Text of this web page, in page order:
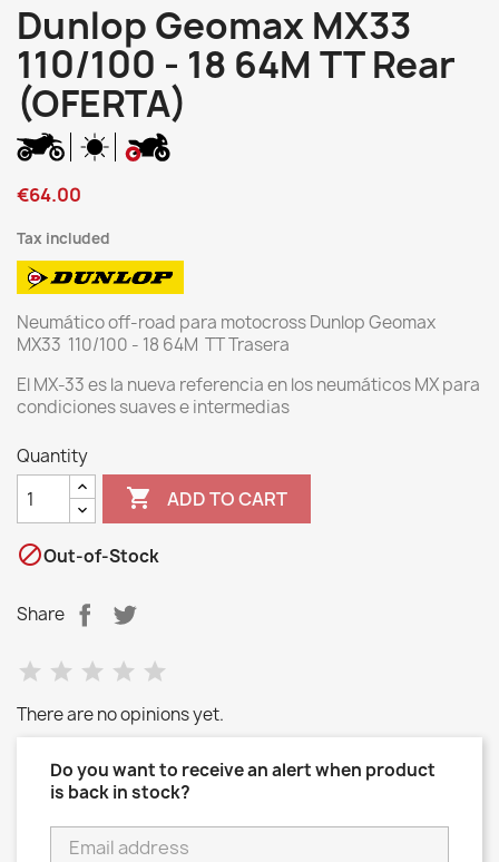
Dunlop Geomax MX33
110/100 - 18 64M TT Rear
(OFERTA)
€64.00
Tax included
Neumático off-road para motocross Dunlop Geomax
MX33 110/100 - 18 64M TT Trasera
El MX-33 es la nueva referencia en los neumáticos MX para
condiciones suaves e intermedias
Quantity
 ADD TO CART
Out-of-Stock
Share
There are no opinions yet.
Do you want to receive an alert when product
is back in stock?